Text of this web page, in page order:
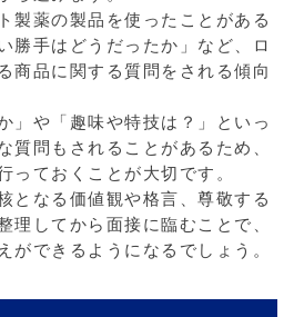
製薬の製品を使ったことがある
勝手はどうだったか」など、ロ
商品に関する質問をされる傾向
」や「趣味や特技は？」といっ
質問もされることがあるため、
っておくことが大切です。
となる価値観や格言、尊敬する
理してから面接に臨むことで、
ができるようになるでしょう。